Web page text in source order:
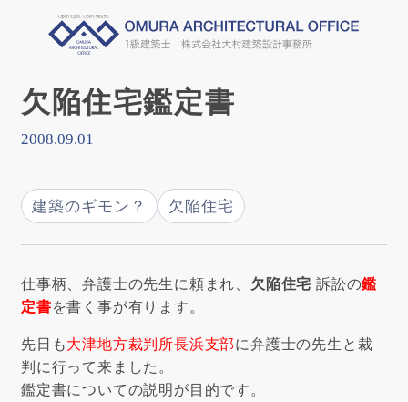
欠陥住宅鑑定書
2008.09.01
建築のギモン？ 欠陥住宅
仕事柄、弁護士の先生に頼まれ、 欠陥住宅 訴訟の鑑
定書を書く事が有ります。
先日も大津地方裁判所長浜支部に弁護士の先生と裁
判に行って来ました。
鑑定書についての説明が目的です。